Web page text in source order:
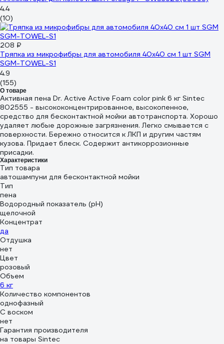
4.4
(10)
208 ₽
Тряпка из микрофибры для автомобиля 40х40 см 1 шт SGM
SGM-TOWEL-S1
4.9
(155)
О товаре
Активная пена Dr. Active Active Foam color pink 6 кг Sintec
802555 - высококонцентрированное, высокопенное,
средство для бесконтактной мойки автотранспорта. Хорошо
удаляет любые дорожные загрязнения. Легко смывается с
поверхности. Бережно относится к ЛКП и другим частям
кузова. Придает блеск. Содержит антикоррозионные
присадки.
Характеристики
Тип товара
автошампуни для бесконтактной мойки
Тип
пена
Водородный показатель (pH)
щелочной
Концентрат
да
Отдушка
нет
Цвет
розовый
Объем
6 кг
Количество компонентов
однофазный
С воском
нет
Гарантия производителя
на товары Sintec